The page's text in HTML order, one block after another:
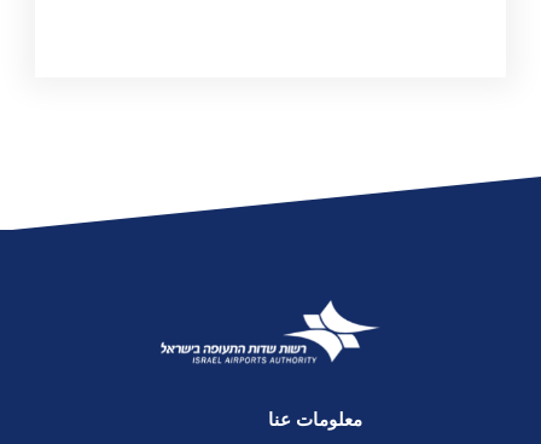
معلومات عنا